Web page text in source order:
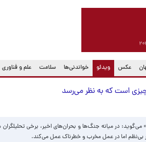
عکس ویدئو
(current) خواندنی‌ها سلامت علم و فناوری
چیزی است که به نظر می‌رسد
در میانه جنگ‌ها و بحران‌های اخیر، برخی تحلیلگران
بی‌نظم اما در عمل مخرب و خطرناک عمل می‌کند.